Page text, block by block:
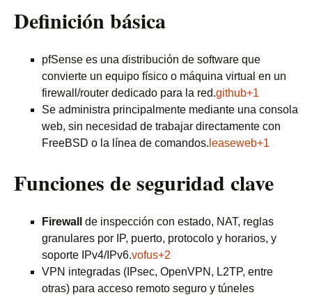
Definición básica
pfSense es una distribución de software que
convierte un equipo físico o máquina virtual en un
firewall/router dedicado para la red.github+1
Se administra principalmente mediante una consola
web, sin necesidad de trabajar directamente con
FreeBSD o la línea de comandos. leaseweb+1
Funciones de seguridad clave
Firewall
de inspección con estado, NAT, reglas
granulares por IP, puerto, protocolo y horarios, y
soporte IPv4/IPv6.vofus+2
VPN integradas (IPsec, OpenVPN, L2TP, entre
otras) para acceso remoto seguro y túneles